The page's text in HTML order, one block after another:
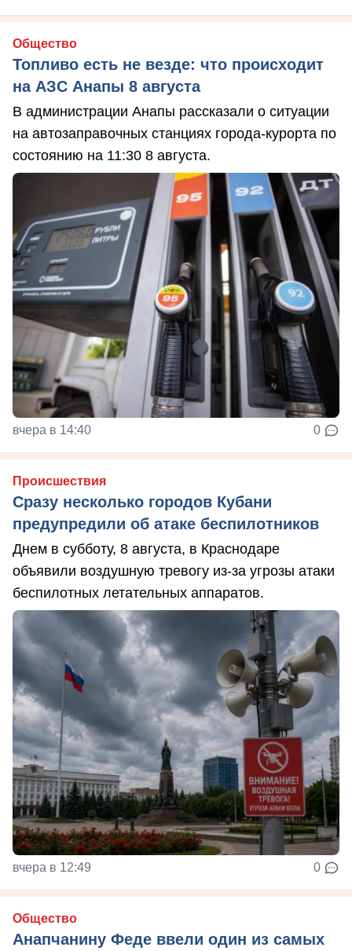
Общество
Топливо есть не везде: что происходит
на АЗС Анапы 8 августа
В администрации Анапы рассказали о ситуации
на автозаправочных станциях города-курорта по
состоянию на 11:30 8 августа.
вчера в 14:40 0
Происшествия
Сразу несколько городов Кубани
предупредили об атаке беспилотников
Днем в субботу, 8 августа, в Краснодаре
объявили воздушную тревогу из-за угрозы атаки
беспилотных летательных аппаратов.
вчера в 12:49 0
Общество
Анапчанину Феде ввели один из самых